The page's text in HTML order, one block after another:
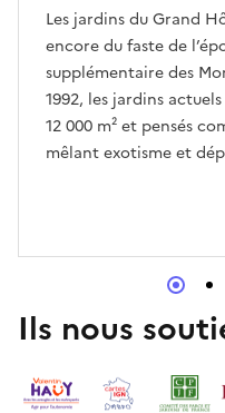
Les jardins du Grand
encore du faste de
supplémentaire des
1992, les jardins
12 000 m² et pensés
mêlant exotisme et
visites guidées sont
Ils nous